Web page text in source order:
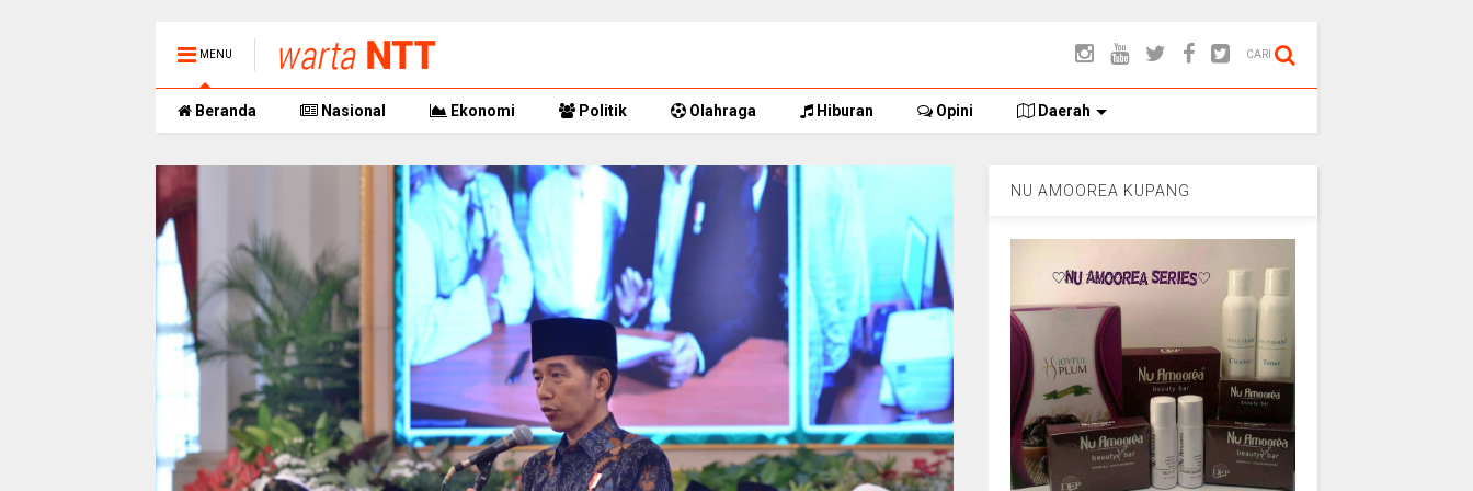
MENU CARI
Beranda Nasional Ekonomi Politik Olahraga Hiburan Opini Daerah
NU AMOOREA KUPANG